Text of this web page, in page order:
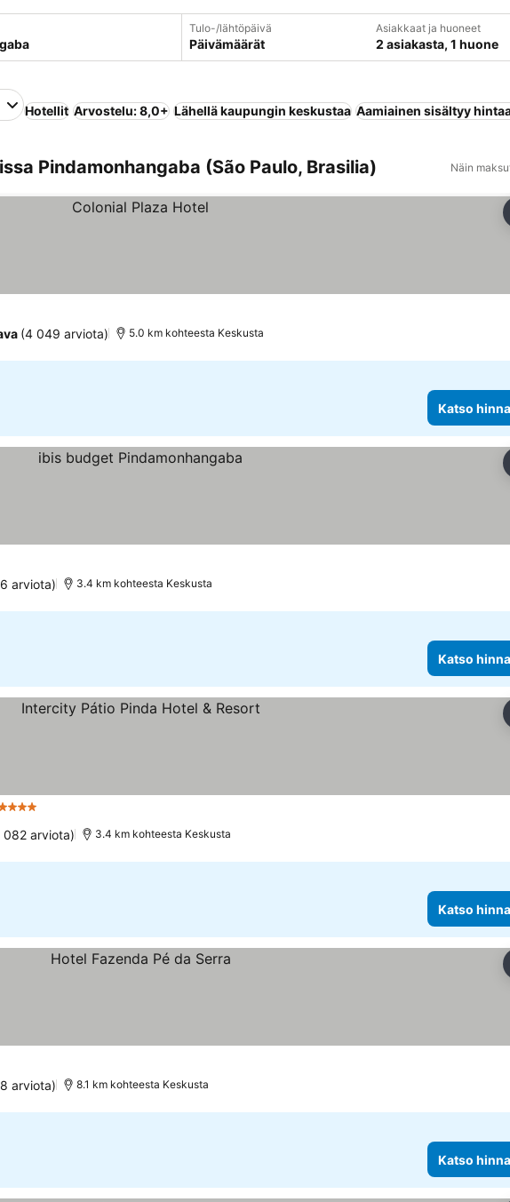
Tulo-/lähtöpäivä
Päivämäärät
Asiakkaat ja huoneet
2 asiakasta, 1 huone
Hotellit Arvostelu: 8,0+ Lähellä kaupungin keskustaa Aamiainen sisältyy
Pindamonhangaba (São Paulo, Brasilia) Näin
(4 049 arviota) 5.0 km kohteesta Keskusta
Katso
arviota) 3.4 km kohteesta Keskusta
Katso
4 Tähtiluokitus
082 arviota) 3.4 km kohteesta Keskusta
Katso
arviota) 8.1 km kohteesta Keskusta
Katso